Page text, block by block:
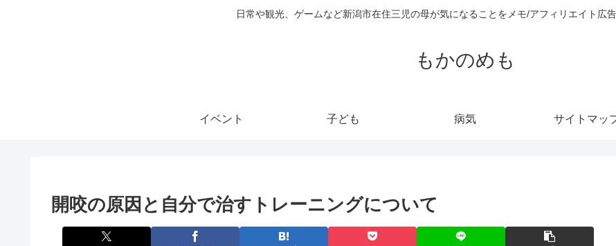
日常や観光、ゲームなど新潟市在住三児の母が気になることをメモ/アフィリエイト広
もかのめも
イベント 子ども 病気 サイトマッ
開咬の原因と自分で治すトレーニングについて